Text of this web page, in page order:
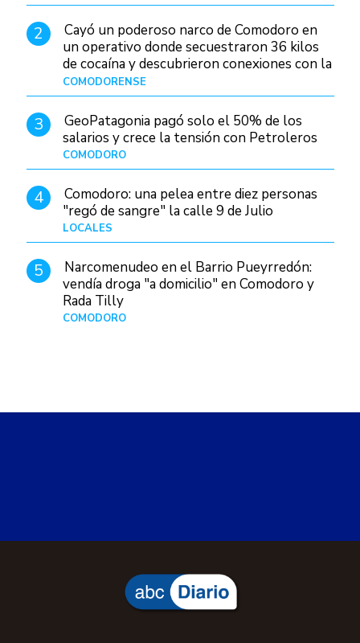
2
Cayó un poderoso narco de Comodoro en
un operativo donde secuestraron 36 kilos
de cocaína y descubrieron conexiones con la
Patagonia
COMODORENSE
3
GeoPatagonia pagó solo el 50% de los
salarios y crece la tensión con Petroleros
COMODORO
4
Comodoro: una pelea entre diez personas
"regó de sangre" la calle 9 de Julio
LOCALES
5
Narcomenudeo en el Barrio Pueyrredón:
vendía droga "a domicilio" en Comodoro y
Rada Tilly
COMODORO